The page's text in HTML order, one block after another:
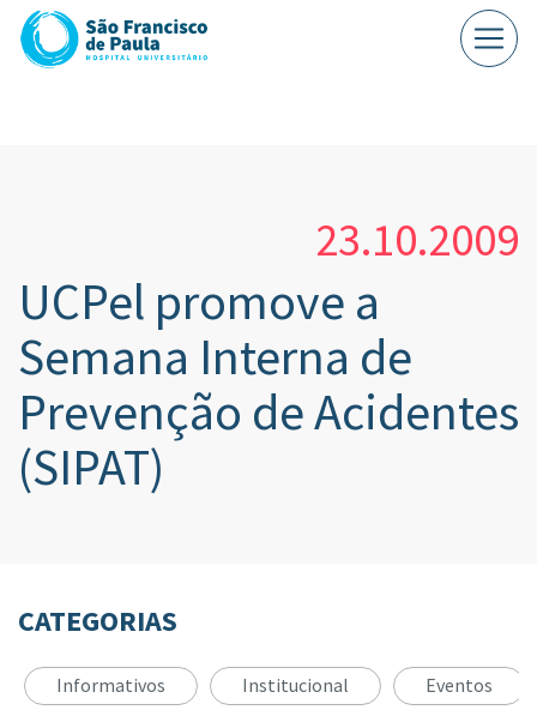
23.10.2009
UCPel promove a
Semana Interna de
Prevenção de Acidentes
(SIPAT)
CATEGORIAS
Informativos Institucional Eventos